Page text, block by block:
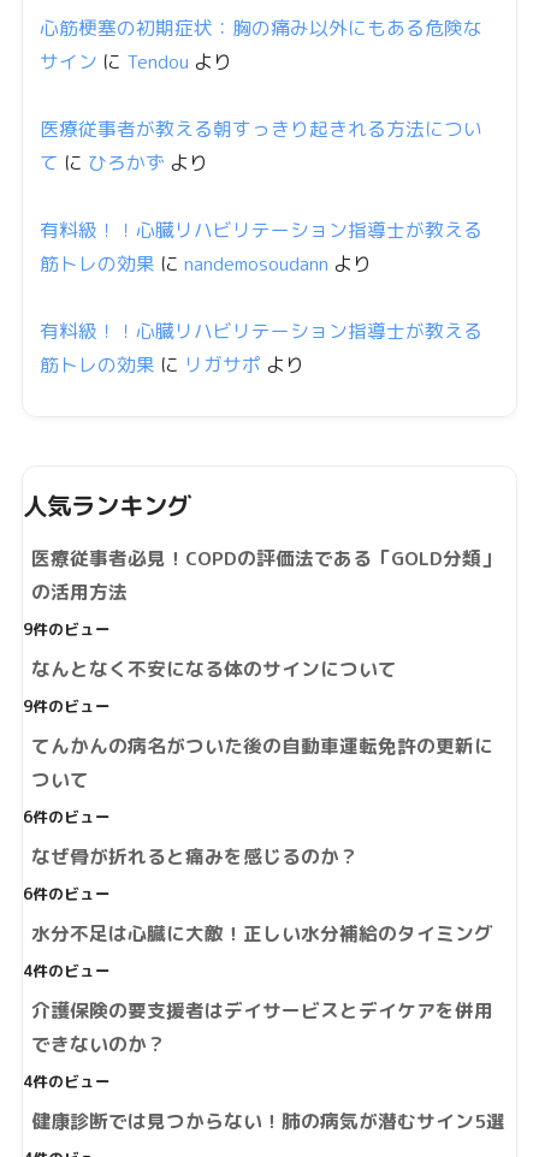
心筋梗塞の初期症状：胸の痛み以外にもある危険な
サイン に Tendou より
医療従事者が教える朝すっきり起きれる方法につい
て に ひろかず より
有料級！！心臓リハビリテーション指導士が教える
筋トレの効果 に nandemosoudann より
有料級！！心臓リハビリテーション指導士が教える
筋トレの効果 に リガサポ より
人気ランキング
医療従事者必見！COPDの評価法である「GOLD分類」
の活用方法
9件のビュー
なんとなく不安になる体のサインについて
9件のビュー
てんかんの病名がついた後の自動車運転免許の更新に
ついて
6件のビュー
なぜ骨が折れると痛みを感じるのか？
6件のビュー
水分不足は心臓に大敵！正しい水分補給のタイミング
4件のビュー
介護保険の要支援者はデイサービスとデイケアを併用
できないのか？
4件のビュー
健康診断では見つからない！肺の病気が潜むサイン5選